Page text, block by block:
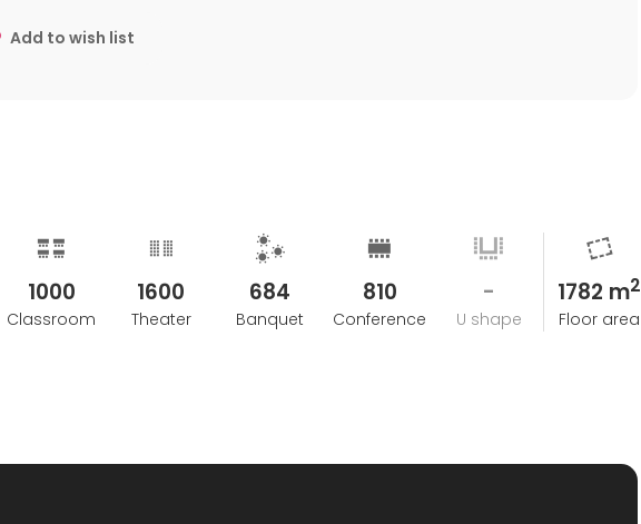
at skabe uforglemmelige øjeblikke på Aarhus Congress Center.
Add to wish list
1000
Classroom
1600
Theater
684
Banquet
810
Conference
-
U shape
1782 m2
Floor area